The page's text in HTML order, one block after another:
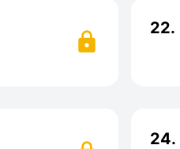
22.
24.